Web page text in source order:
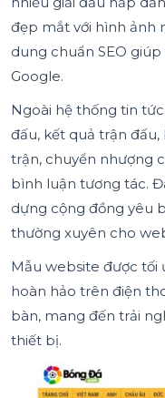
đẹp mắt với hình ảnh
dung chuẩn SEO
Google.
Ngoài hệ thống tin
đấu, kết quả trận
trận, chuyển nhượng
bình luận tương tác.
dựng cộng đồng yêu
thường xuyên cho
Mẫu website được tối
hoàn hảo trên điện
bàn, mang đến trải
thiết bị.